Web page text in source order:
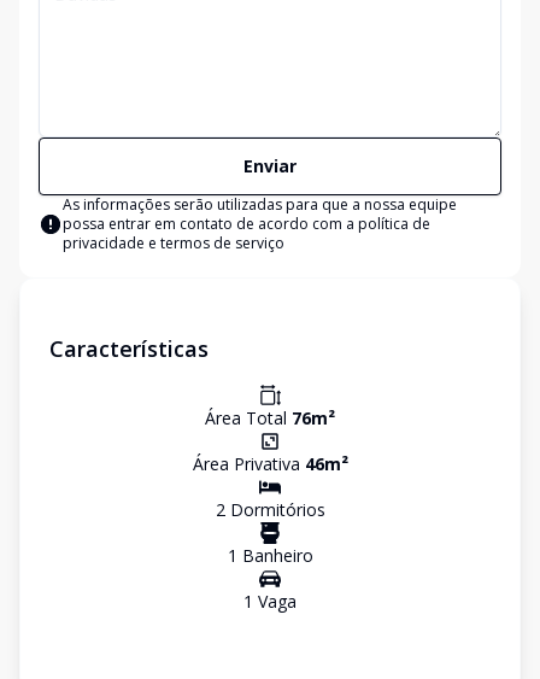
Enviar
As informações serão utilizadas para que a nossa equipe
possa entrar em contato de acordo com a política de
privacidade e termos de serviço
Características
Área Total 76m²
Área Privativa 46m²
2Dormitórios
1 Banheiro
1 Vaga